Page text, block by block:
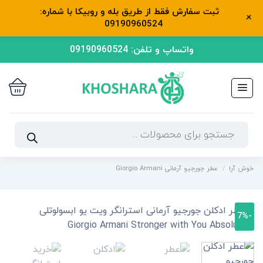
واتساپ و تلفن: 09190960524
محصولات
خوش آرا / عطر جورجیو آرمانی Giorgio Armani
-7%
ثبت سفارش فقط از طریق بله و روبیکا با شماره:
09190960524
+